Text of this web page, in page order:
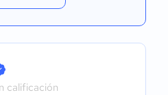
calificación